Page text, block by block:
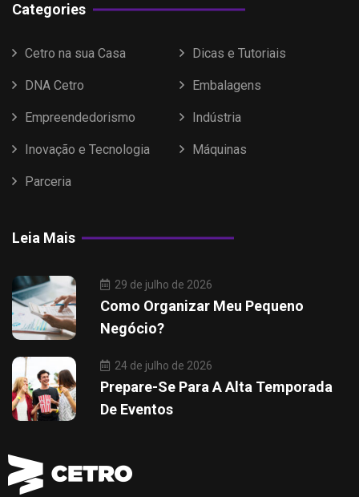
Categories
Cetro na sua Casa Dicas e Tutoriais
DNA Cetro Embalagens
Empreendedorismo Indústria
Inovação e Tecnologia Máquinas
Parceria
Leia Mais
29 de julho de 2026
Como Organizar Meu Pequeno
Negócio?
24 de julho de 2026
Prepare-Se Para A Alta Temporada
De Eventos